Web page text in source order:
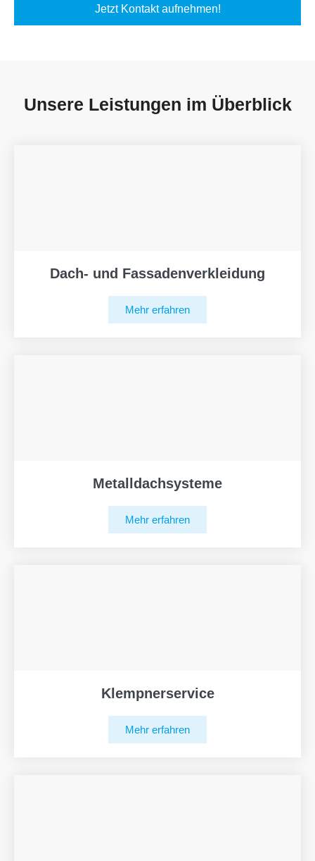
Jetzt Kontakt aufnehmen!
Unsere Leistungen im Überblick
Dach- und Fassadenverkleidung
Mehr erfahren
Metalldachsysteme
Mehr erfahren
Klempnerservice
Mehr erfahren